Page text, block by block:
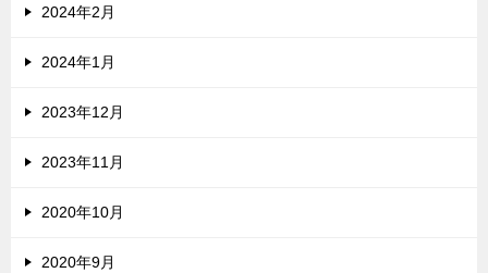
2024年2月
2024年1月
2023年12月
2023年11月
2020年10月
2020年9月